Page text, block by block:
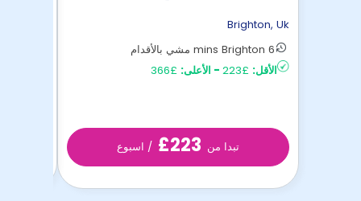
Brighton, Uk
6 mins Brighton مشي بالأقدام
الأقل: £223
- الأعلى: £366
تبدا من £223 / اسبوع